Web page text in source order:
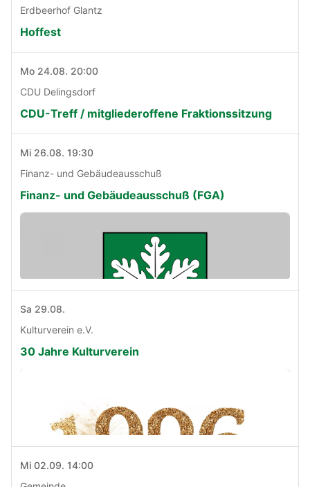
Erdbeerhof Glantz
Hoffest
Mo 24.08. 20:00
CDU Delingsdorf
CDU-Treff / mitgliederoffene Fraktionssitzung
Mi 26.08. 19:30
Finanz- und Gebäudeausschuß
Finanz- und Gebäudeausschuß (FGA)
Sa 29.08.
Kulturverein e.V.
30 Jahre Kulturverein
Mi 02.09. 14:00